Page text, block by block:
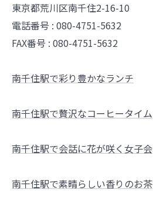
東京都荒川区南千住2-16-10
電話番号 : 080-4751-5632
FAX番号 : 080-4751-5632
南千住駅で彩り豊かなランチ
南千住駅で贅沢なコーヒータイム
南千住駅で会話に花が咲く女子会
南千住駅で素晴らしい香りのお茶